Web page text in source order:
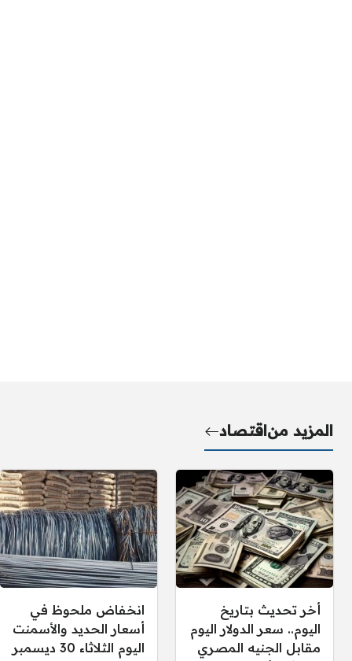
المزيد مناقتصاد
أخر تحديث بتاريخ
اليوم.. سعر الدولار اليوم
مقابل الجنيه المصري
انخفاض ملحوظ في
أسعار الحديد والأسمنت
اليوم الثلاثاء 30 ديسمبر